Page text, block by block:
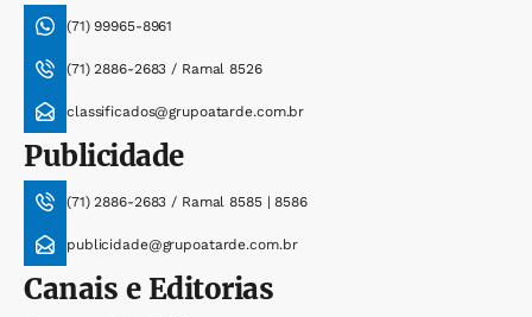
(71) 99965-8961
(71) 2886-2683 / Ramal 8526
classificados@grupoatarde.com.br
Publicidade
(71) 2886-2683 / Ramal 8585 | 8586
publicidade@grupoatarde.com.br
Canais e Editorias